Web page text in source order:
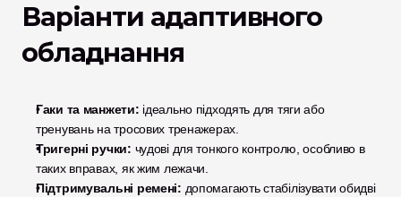
Варіанти адаптивного
обладнання
Гаки та манжети: ідеально підходять для тяги або
тренувань на тросових тренажерах.
Тригерні ручки: чудові для тонкого контролю, особливо в
таких вправах, як жим лежачи.
Підтримувальні ремені: допомагають стабілізувати обидві